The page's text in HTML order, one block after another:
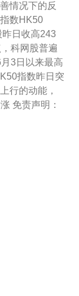
情况下的反
数HK50
日收高243
科网股普遍
3日以来最高
指数昨日突
行的动能，
免责声明：